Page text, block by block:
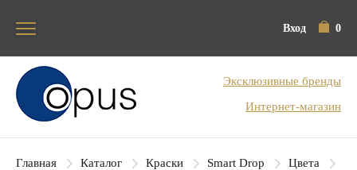
Вход 0
Блок поиска
Эксклюзивные бренды
Интернет-магазин
Главная Каталог Краски Smart Drop Цвета